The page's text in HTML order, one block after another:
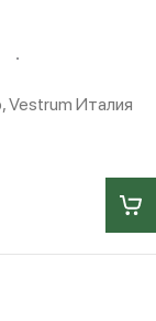
Vestrum Италия